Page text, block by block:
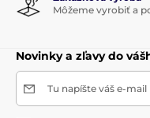
Môžeme vyrobiť a
Novinky a zľavy do
Tu napíšte váš e-mail